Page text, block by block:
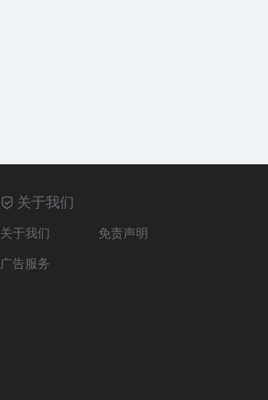
关于我们
关于我们
免责声明
广告服务